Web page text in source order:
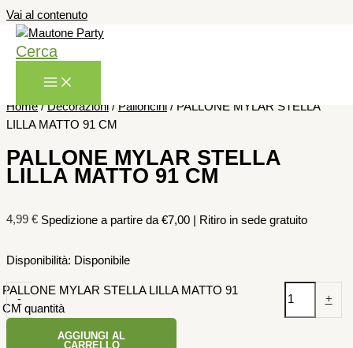
Vai al contenuto
Cerca
Home/Decorazioni / Palloncini / PALLONE MYLAR STELLA
LILLA MATTO 91 CM
PALLONE MYLAR STELLA
LILLA MATTO 91 CM
4,99 € Spedizione a partire da €7,00 | Ritiro in sede gratuito
Disponibilità: Disponibile
-
PALLONE MYLAR STELLA LILLA MATTO 91
CM quantità
+
AGGIUNGI AL
CARRELLO